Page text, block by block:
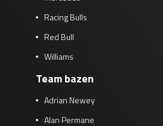
Racing Bulls
Red Bull
Williams
Team bazen
Adrian Newey
Alan Permane